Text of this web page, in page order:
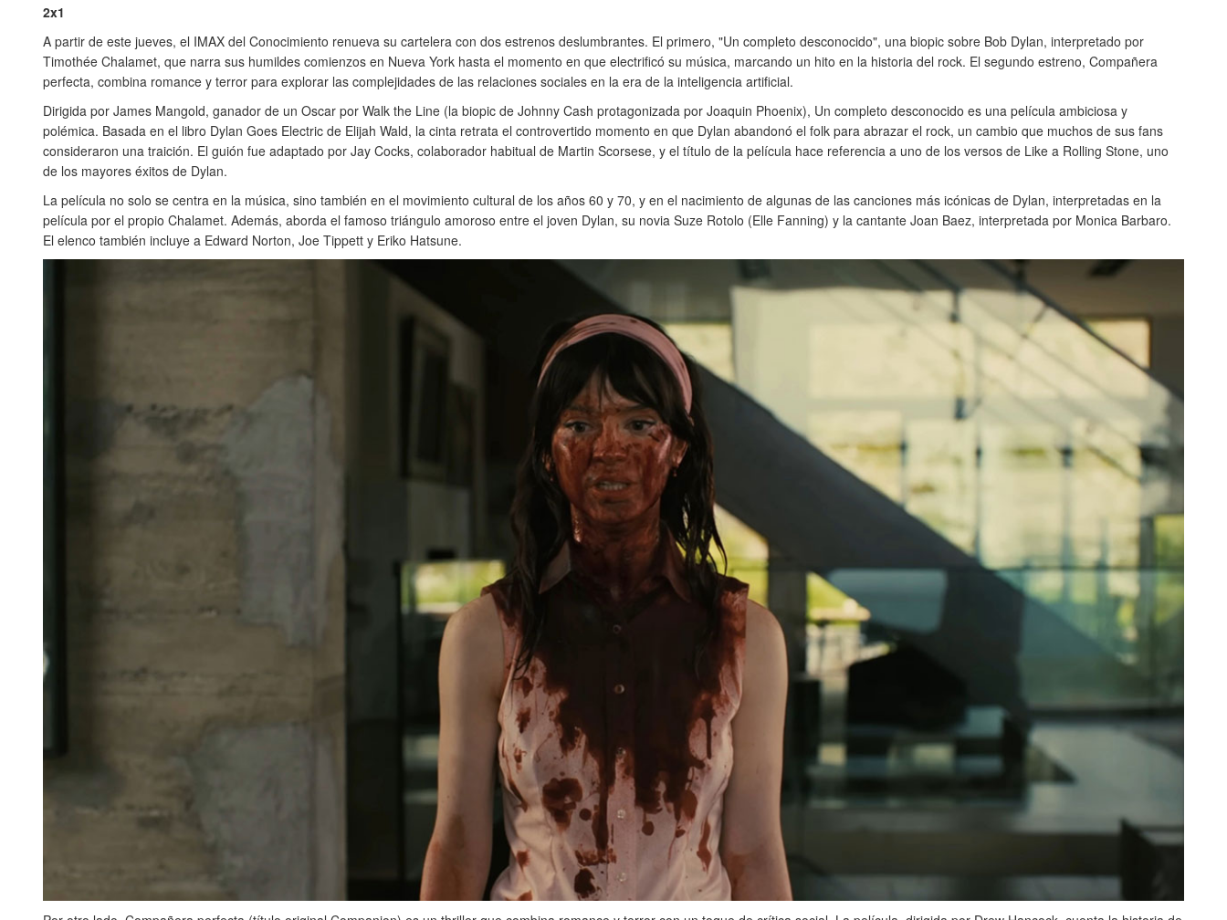
2x1
A partir de este jueves, el IMAX del Conocimiento renueva su cartelera con dos estrenos deslumbrantes. El primero, "Un completo desconocido", una biopic sobre Bob Dylan, interpretado por
Timothée Chalamet, que narra sus humildes comienzos en Nueva York hasta el momento en que electrificó su música, marcando un hito en la historia del rock. El segundo estreno, Compañera
perfecta, combina romance y terror para explorar las complejidades de las relaciones sociales en la era de la inteligencia artificial.
Dirigida por James Mangold, ganador de un Oscar por Walk the Line (la biopic de Johnny Cash protagonizada por Joaquin Phoenix), Un completo desconocido es una película ambiciosa y
polémica. Basada en el libro Dylan Goes Electric de Elijah Wald, la cinta retrata el controvertido momento en que Dylan abandonó el folk para abrazar el rock, un cambio que muchos de sus fans
consideraron una traición. El guión fue adaptado por Jay Cocks, colaborador habitual de Martin Scorsese, y el título de la película hace referencia a uno de los versos de Like a Rolling Stone, uno
de los mayores éxitos de Dylan.
La película no solo se centra en la música, sino también en el movimiento cultural de los años 60 y 70, y en el nacimiento de algunas de las canciones más icónicas de Dylan, interpretadas en la
película por el propio Chalamet. Además, aborda el famoso triángulo amoroso entre el joven Dylan, su novia Suze Rotolo (Elle Fanning) y la cantante Joan Baez, interpretada por Monica Barbaro.
El elenco también incluye a Edward Norton, Joe Tippett y Eriko Hatsune.